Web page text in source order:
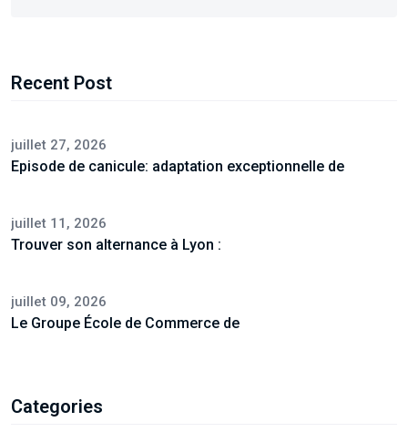
Recent Post
juillet 27, 2026
Episode de canicule: adaptation exceptionnelle de
juillet 11, 2026
Trouver son alternance à Lyon :
juillet 09, 2026
Le Groupe École de Commerce de
Categories